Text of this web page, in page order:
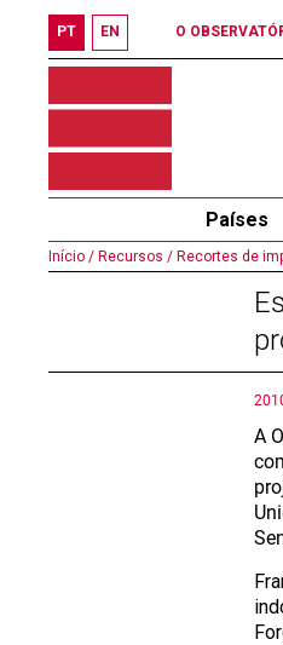
PT EN O
Países
Início / Recursos / Recortes de
A